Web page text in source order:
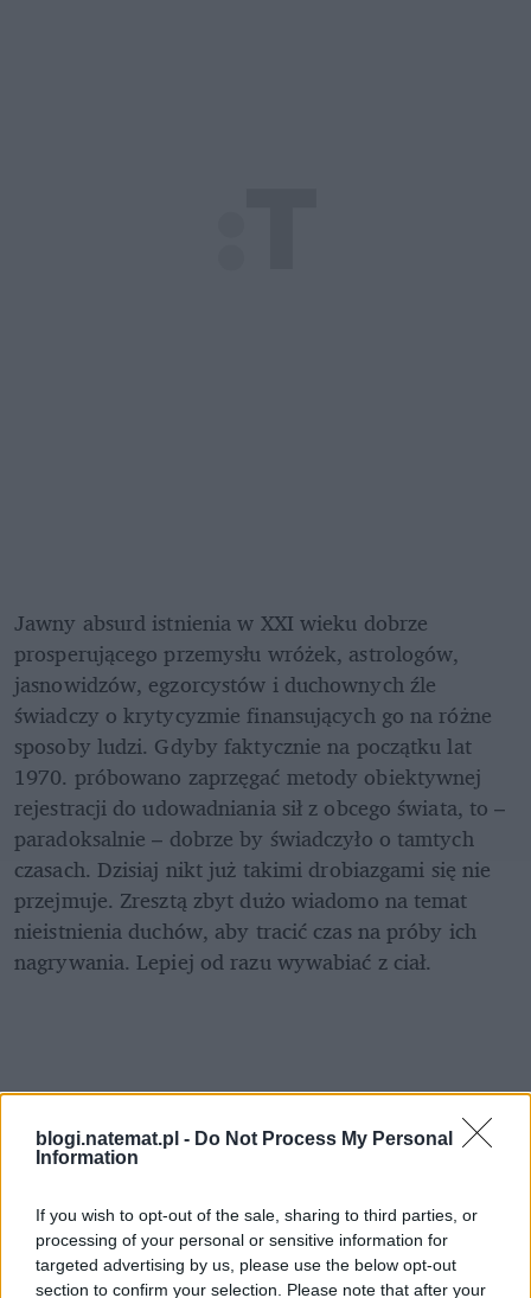
blogi.natemat.pl - Do Not Process My Personal
Information
If you wish to opt-out of the sale, sharing to third parties, or
processing of your personal or sensitive information for
targeted advertising by us, please use the below opt-out
section to confirm your selection. Please note that after your
Jawny absurd istnienia w XXI wieku dobrze
prosperującego przemysłu wróżek, astrologów,
jasnowidzów, egzorcystów i duchownych źle
świadczy o krytycyzmie finansujących go na różne
sposoby ludzi. Gdyby faktycznie na początku lat
1970. próbowano zaprzęgać metody obiektywnej
rejestracji do udowadniania sił z obcego świata, to –
paradoksalnie – dobrze by świadczyło o tamtych
czasach. Dzisiaj nikt już takimi drobiazgami się nie
przejmuje. Zresztą zbyt dużo wiadomo na temat
nieistnienia duchów, aby tracić czas na próby ich
nagrywania. Lepiej od razu wywabiać z ciał.